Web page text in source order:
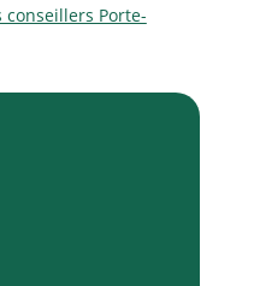
conseillers Porte-